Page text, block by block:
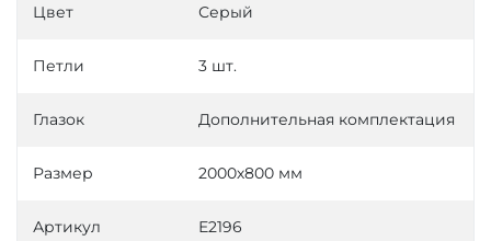
Цвет Серый
Петли 3 шт.
Глазок Дополнительная комплектация
Размер 2000х800 мм
Артикул Е2196